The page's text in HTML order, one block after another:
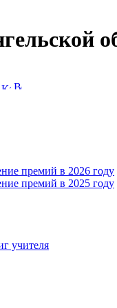
премий в 2026 году
премий в 2025 году
учителя